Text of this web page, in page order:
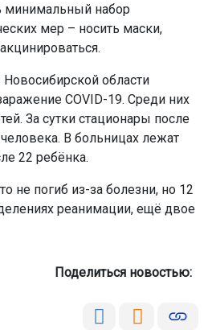
минимальный набор
мер – носить маски,
области
COVID-19. Среди них
За сутки стационары после
В больницах лежат
22 ребёнка.
не погиб из-за болезни, но 12
реанимации, ещё двое
Поделиться новостью: